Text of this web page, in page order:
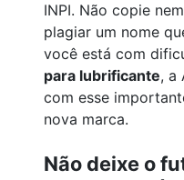
INPI. Não copie
plagiar um nome
você está com
para lubrificante, a
com esse
nova marca.
Não deixe o